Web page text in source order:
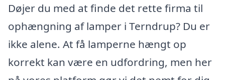
Døjer du med at finde det rette firma til
ophængning af lamper i Terndrup? Du er
ikke alene. At få lamperne hængt op
korrekt kan være en udfordring, men her